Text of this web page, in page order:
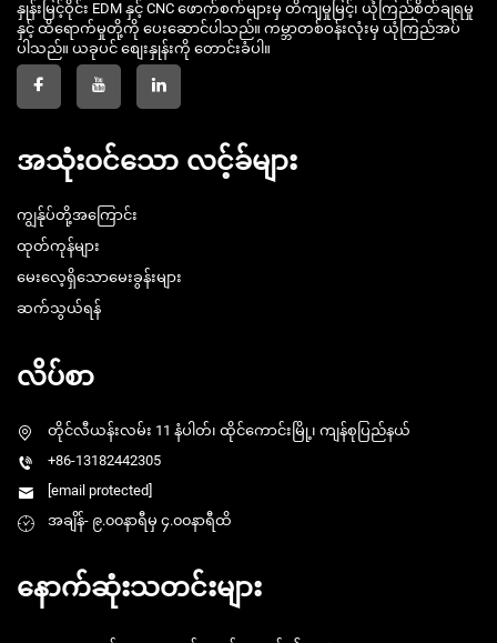
နှုန်းမြင့်ဝိုင်း EDM နှင့် CNC ဖောက်စက်များမှ တိကျမှုမြင့်၊ ယုံကြည်စိတ်ချရမှု
နှင့် ထိရောက်မှုတို့ကို ပေးဆောင်ပါသည်။ ကမ္ဘာတစ်ဝန်းလုံးမှ ယုံကြည်အပ်
ပါသည်။ ယခုပင် စျေးနှုန်းကို တောင်းခံပါ။
အသုံးဝင်သော လင့်ခ်များ
ကျွန်ုပ်တို့အကြောင်း
ထုတ်ကုန်များ
မေးလေ့ရှိသောမေးခွန်းများ
ဆက်သွယ်ရန်
လိပ်စာ
တိုင်လီယန်းလမ်း 11 နံပါတ်၊ ထိုင်ကောင်းမြို့၊ ကျန်စုပြည်နယ်
+86-13182442305
[email protected]
အချိန်- ၉.၀၀နာရီမှ ၄.၀၀နာရီထိ
နောက်ဆုံးသတင်းများ